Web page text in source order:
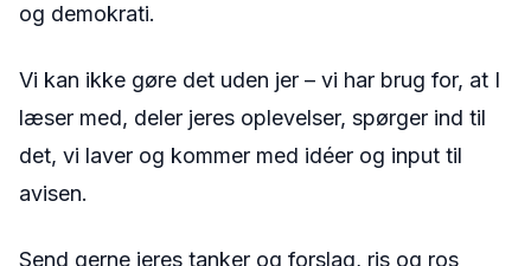
og demokrati.
Vi kan ikke gøre det uden jer – vi har brug for, at I
læser med, deler jeres oplevelser, spørger ind til
det, vi laver og kommer med idéer og input til
avisen.
Send gerne jeres tanker og forslag, ris og ros